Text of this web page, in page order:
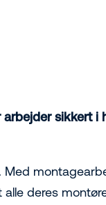
sikkert
Med
deres